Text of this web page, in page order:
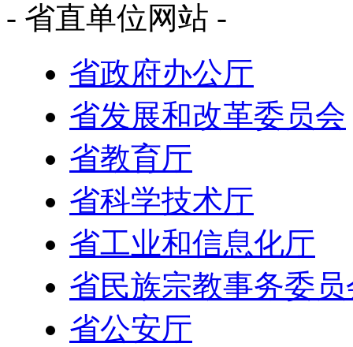
- 省直单位网站 -
省政府办公厅
省发展和改革委员会
省教育厅
省科学技术厅
省工业和信息化厅
省民族宗教事务委员
省公安厅